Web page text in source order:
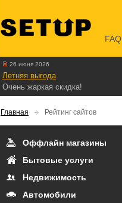
FAQ
26 июня 2026
Летняя выгода
Очень жаркая скидка!
Главная Рейтинг сайтов
Оффлайн магазины
Бытовые услуги
Недвижимость
Автомобили